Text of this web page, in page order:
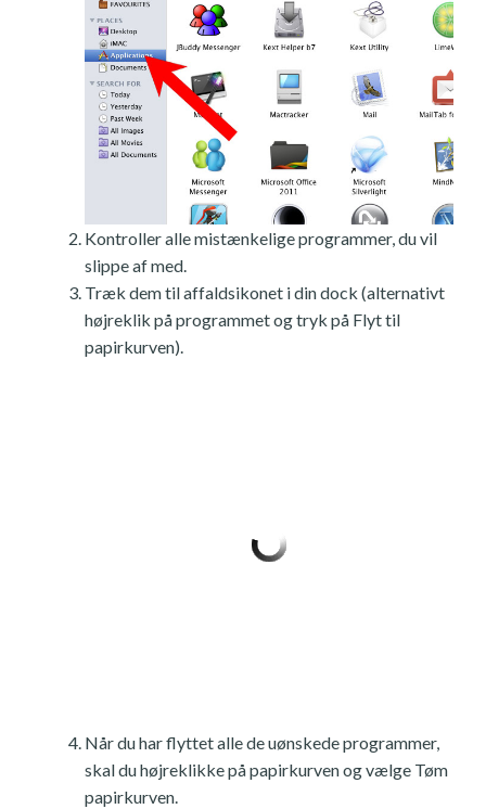
Kontroller alle mistænkelige programmer, du vil
slippe af med.
Træk dem til affaldsikonet i din dock (alternativt
højreklik på programmet og tryk på Flyt til
papirkurven).
Når du har flyttet alle de uønskede programmer,
skal du højreklikke på papirkurven og vælge Tøm
papirkurven.